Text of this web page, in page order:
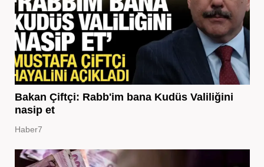
Bakan Çiftçi: Rabb'im bana Kudüs Valiliğini
nasip et
Haber7